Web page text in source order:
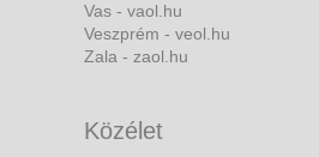
Vas - vaol.hu
Veszprém - veol.hu
Zala - zaol.hu
Közélet